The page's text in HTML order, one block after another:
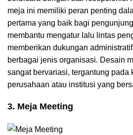
meja ini memiliki peran penting
pertama yang baik bagi
membantu mengatur lalu lintas
memberikan dukungan
berbagai jenis organisasi. Desain
sangat bervariasi, tergantung pada
perusahaan atau institusi yang
3. Meja Meeting